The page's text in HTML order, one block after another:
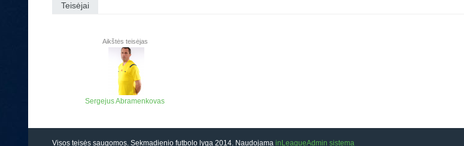
Teisėjai
Aikštės teisėjas
Sergejus Abramenkovas
Visos teisės saugomos. Sekmadienio futbolo lyga 2014. Naudojama inLeagueAdmin sistema